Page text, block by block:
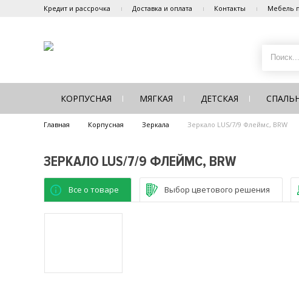
Кредит и рассрочка Доставка и оплата Контакты Мебель
КОРПУСНАЯ МЯГКАЯ ДЕТСКАЯ
Главная Корпусная Зеркала Зеркало LUS/7/9 Флеймс, BRW
ЗЕРКАЛО LUS/7/9 ФЛЕЙМС, BRW
Все о товаре Выбор цветового решения